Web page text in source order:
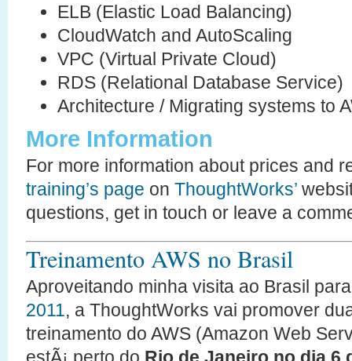
ELB (Elastic Load Balancing)
CloudWatch and AutoScaling
VPC (Virtual Private Cloud)
RDS (Relational Database Service)
Architecture / Migrating systems to
More Information
For more information about prices and
training’s page on ThoughtWorks’
questions, get in touch or leave a
Treinamento AWS no Brasil
Aproveitando minha visita ao Brasil
2011, a ThoughtWorks vai promover
treinamento do AWS (Amazon Web